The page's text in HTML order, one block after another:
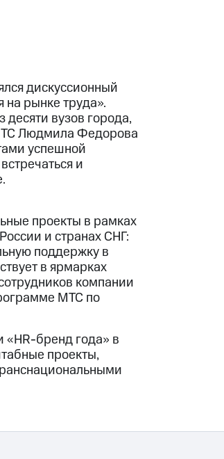
дискуссионный
на рынке труда».
десяти вузов города,
Людмила Федорова
успешной
и
проекты в рамках
и странах СНГ:
поддержку в
в ярмарках
компании
МТС по
бренд года» в
проекты,